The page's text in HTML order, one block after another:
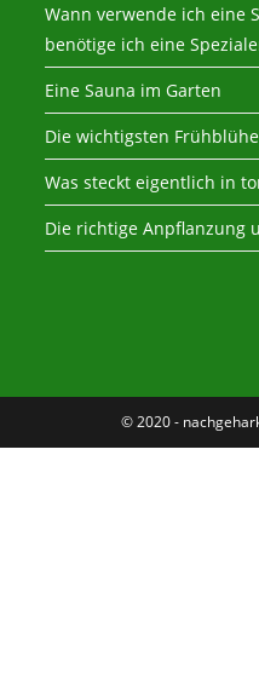
Wann verwende ich eine
benötige ich eine
Eine Sauna im Garten
Die wichtigsten
Was steckt eigentlich in
Die richtige Anpflanzung
© 2020 -